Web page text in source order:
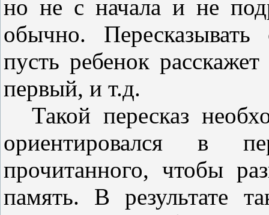
но не с начала и не
обычно. Пересказывать
пусть ребенок
первый, и т.д.
Такой пересказ
ориентировался в
прочитанного, чтобы
память. В результате